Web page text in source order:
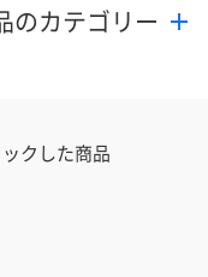
のカテゴリー
クした商品